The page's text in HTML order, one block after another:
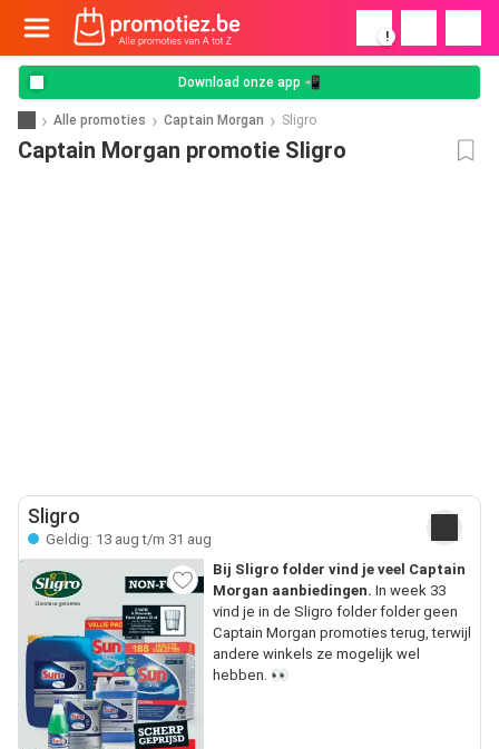
!
Download onze app 📲
Alle promoties Captain Morgan Sligro
Captain Morgan promotie Sligro
Sligro
Geldig: 13 aug t/m 31 aug
Bij Sligro folder vind je veel Captain
Morgan aanbiedingen. In week 33
vind je in de Sligro folder folder geen
Captain Morgan promoties terug, terwijl
andere winkels ze mogelijk wel
hebben. 👀